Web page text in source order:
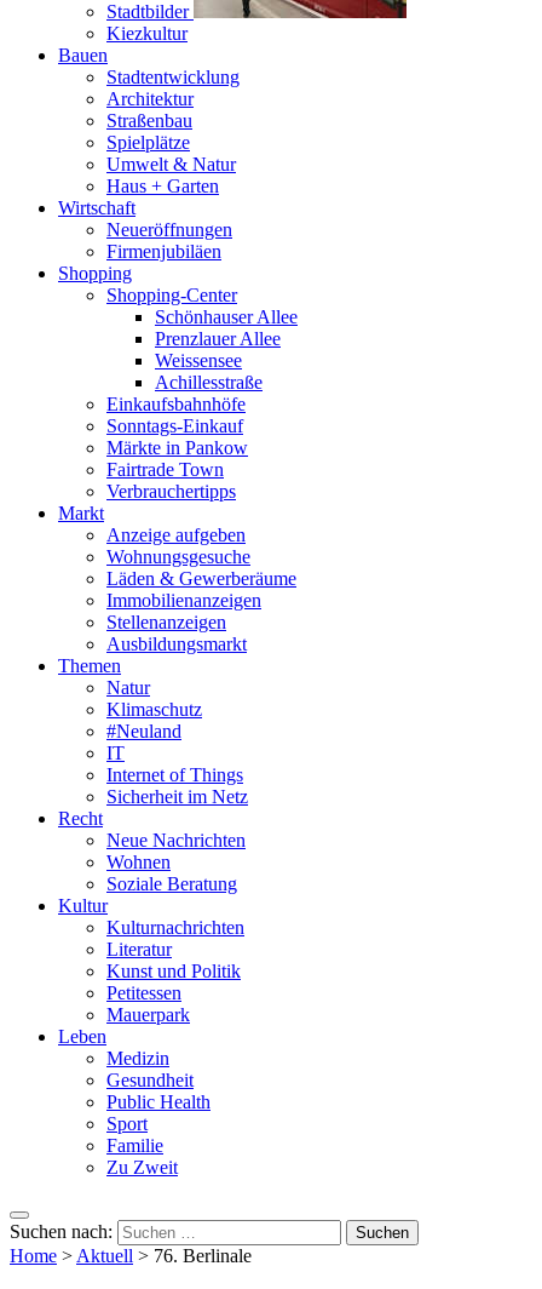
Stadtbilder
Kiezkultur
Bauen
Stadtentwicklung
Architektur
Straßenbau
Spielplätze
Umwelt & Natur
Haus + Garten
Wirtschaft
Neueröffnungen
Firmenjubiläen
Shopping
Shopping-Center
Schönhauser Allee
Prenzlauer Allee
Weissensee
Achillesstraße
Einkaufsbahnhöfe
Sonntags-Einkauf
Märkte in Pankow
Fairtrade Town
Verbrauchertipps
Markt
Anzeige aufgeben
Wohnungsgesuche
Läden & Gewerberäume
Immobilienanzeigen
Stellenanzeigen
Ausbildungsmarkt
Themen
Natur
Klimaschutz
#Neuland
IT
Internet of Things
Sicherheit im Netz
Recht
Neue Nachrichten
Wohnen
Soziale Beratung
Kultur
Kulturnachrichten
Literatur
Kunst und Politik
Petitessen
Mauerpark
Leben
Medizin
Gesundheit
Public Health
Sport
Familie
Zu Zweit
Suchen nach:
Home >Aktuell > 76. Berlinale